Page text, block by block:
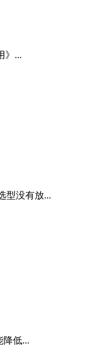
》...
型没有放...
降低...